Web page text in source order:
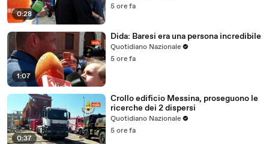
0:28
5 ore fa
1:07
Dida: Baresi era una persona incredibile
Quotidiano Nazionale
5 ore fa
0:37
Crollo edificio Messina, proseguono le
ricerche dei 2 dispersi
Quotidiano Nazionale
5 ore fa